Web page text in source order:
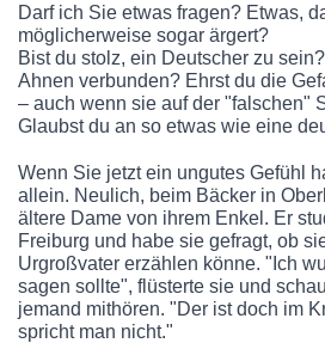
Darf ich Sie etwas fragen? Etwas,
möglicherweise sogar ärgert?
Bist du stolz, ein Deutscher zu
Ahnen verbunden? Ehrst du die
– auch wenn sie auf der "falschen"
Glaubst du an so etwas wie eine
Wenn Sie jetzt ein ungutes Gefühl
allein. Neulich, beim Bäcker in
ältere Dame von ihrem Enkel. Er
Freiburg und habe sie gefragt, ob
Urgroßvater erzählen könne. "Ich
sagen sollte", flüsterte sie und
jemand mithören. "Der ist doch im
spricht man nicht."